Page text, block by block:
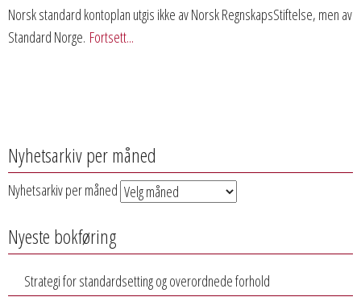
Norsk standard kontoplan utgis ikke av Norsk RegnskapsStiftelse, men av
Standard Norge. Fortsett...
Nyhetsarkiv per måned
Nyhetsarkiv per måned
Nyeste bokføring
Strategi for standardsetting og overordnede forhold